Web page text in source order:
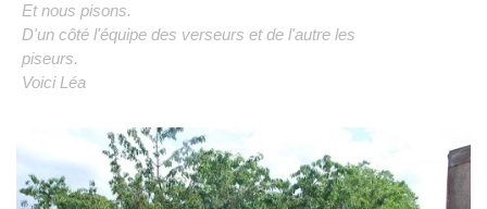
Et nous pisons.
D'un côté l'équipe des verseurs et de l'autre les
piseurs.
Voici Léa